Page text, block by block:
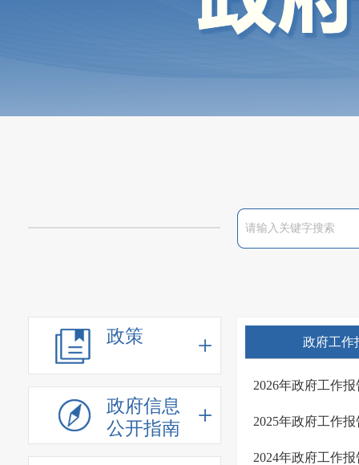
政策
政府信息
公开指南
政府工作
2026年政府工作报
2025年政府工作报
2024年政府工作报